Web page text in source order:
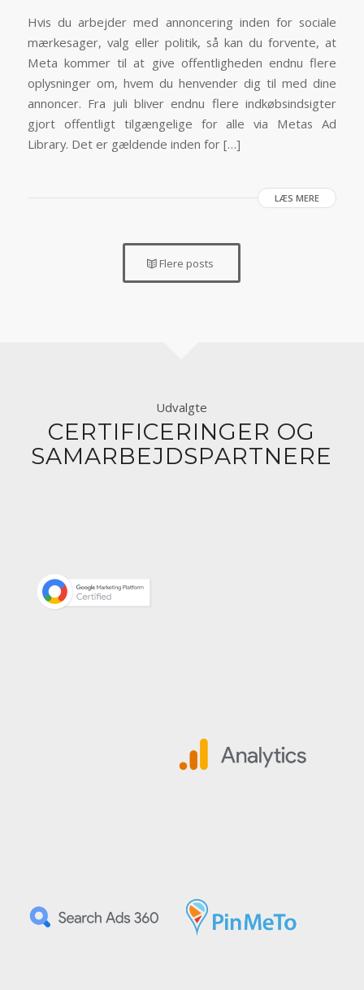
Hvis du arbejder med annoncering inden for sociale
mærkesager, valg eller politik, så kan du forvente, at
Meta kommer til at give offentligheden endnu flere
oplysninger om, hvem du henvender dig til med dine
annoncer. Fra juli bliver endnu flere indkøbsindsigter
gjort offentligt tilgængelige for alle via Metas Ad
Library. Det er gældende inden for […]
LÆS MERE
Flere posts
Udvalgte
CERTIFICERINGER OG
SAMARBEJDSPARTNERE